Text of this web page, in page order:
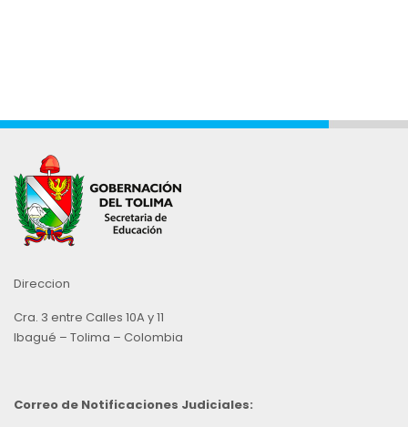
Direccion
Cra. 3 entre Calles 10A y 11
Ibagué – Tolima – Colombia
Correo de Notificaciones Judiciales: